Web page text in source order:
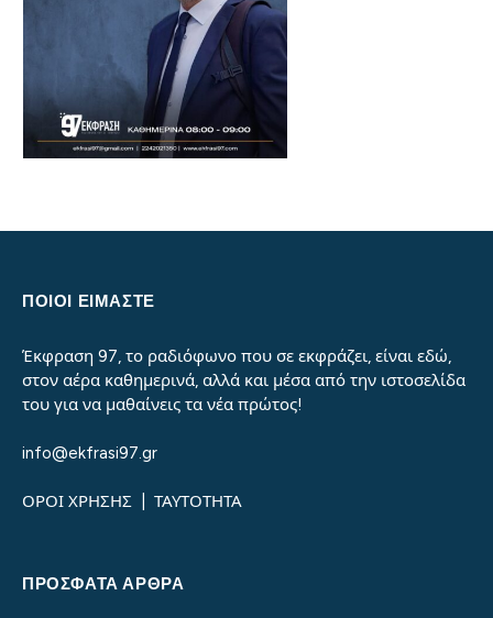
ΠΟΙΟΙ ΕΙΜΑΣΤΕ
Έκφραση 97, το ραδιόφωνο που σε εκφράζει, είναι εδώ,
στον αέρα καθημερινά, αλλά και μέσα από την ιστοσελίδα
του για να μαθαίνεις τα νέα πρώτος!
info@ekfrasi97.gr
ΟΡΟΙ ΧΡΗΣΗΣ ΤΑΥΤΟΤΗΤΑ
ΠΡΌΣΦΑΤΑ ΆΡΘΡΑ